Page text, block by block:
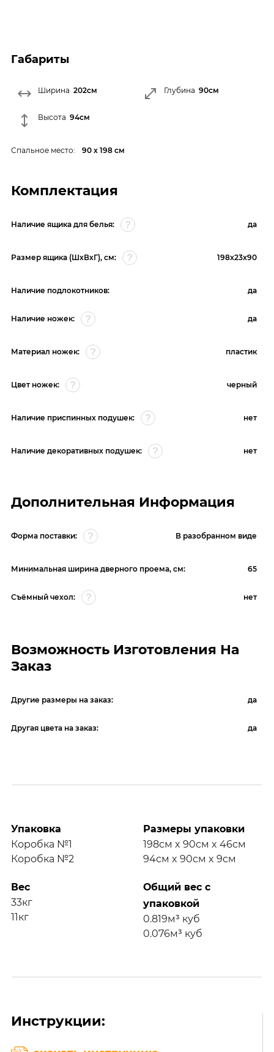
Габариты
Ширина 202см Глубина 90см
Высота 94см
Спальное место: 90 х 198 см
Комплектация
Наличие ящика для белья: да
Размер ящика (ШхВхГ), см: 198x23x90
Наличие подлокотников: да
Наличие ножек: да
Материал ножек: пластик
Цвет ножек: черный
Наличие приспинных подушек: нет
Наличие декоративных подушек: нет
Дополнительная Информация
Форма поставки: В разобранном виде
Минимальная ширина дверного проема, см: 65
Съёмный чехол: нет
Возможность Изготовления На
Заказ
Другие размеры на заказ: да
Другая цвета на заказ: да
Упаковка
Коробка №1
Коробка №2
Размеры упаковки
198см x 90см x 46см
94см x 90см x 9см
Вес
33кг
11кг
Общий вес с
упаковкой
0.819м³ куб
0.076м³ куб
Инструкции: